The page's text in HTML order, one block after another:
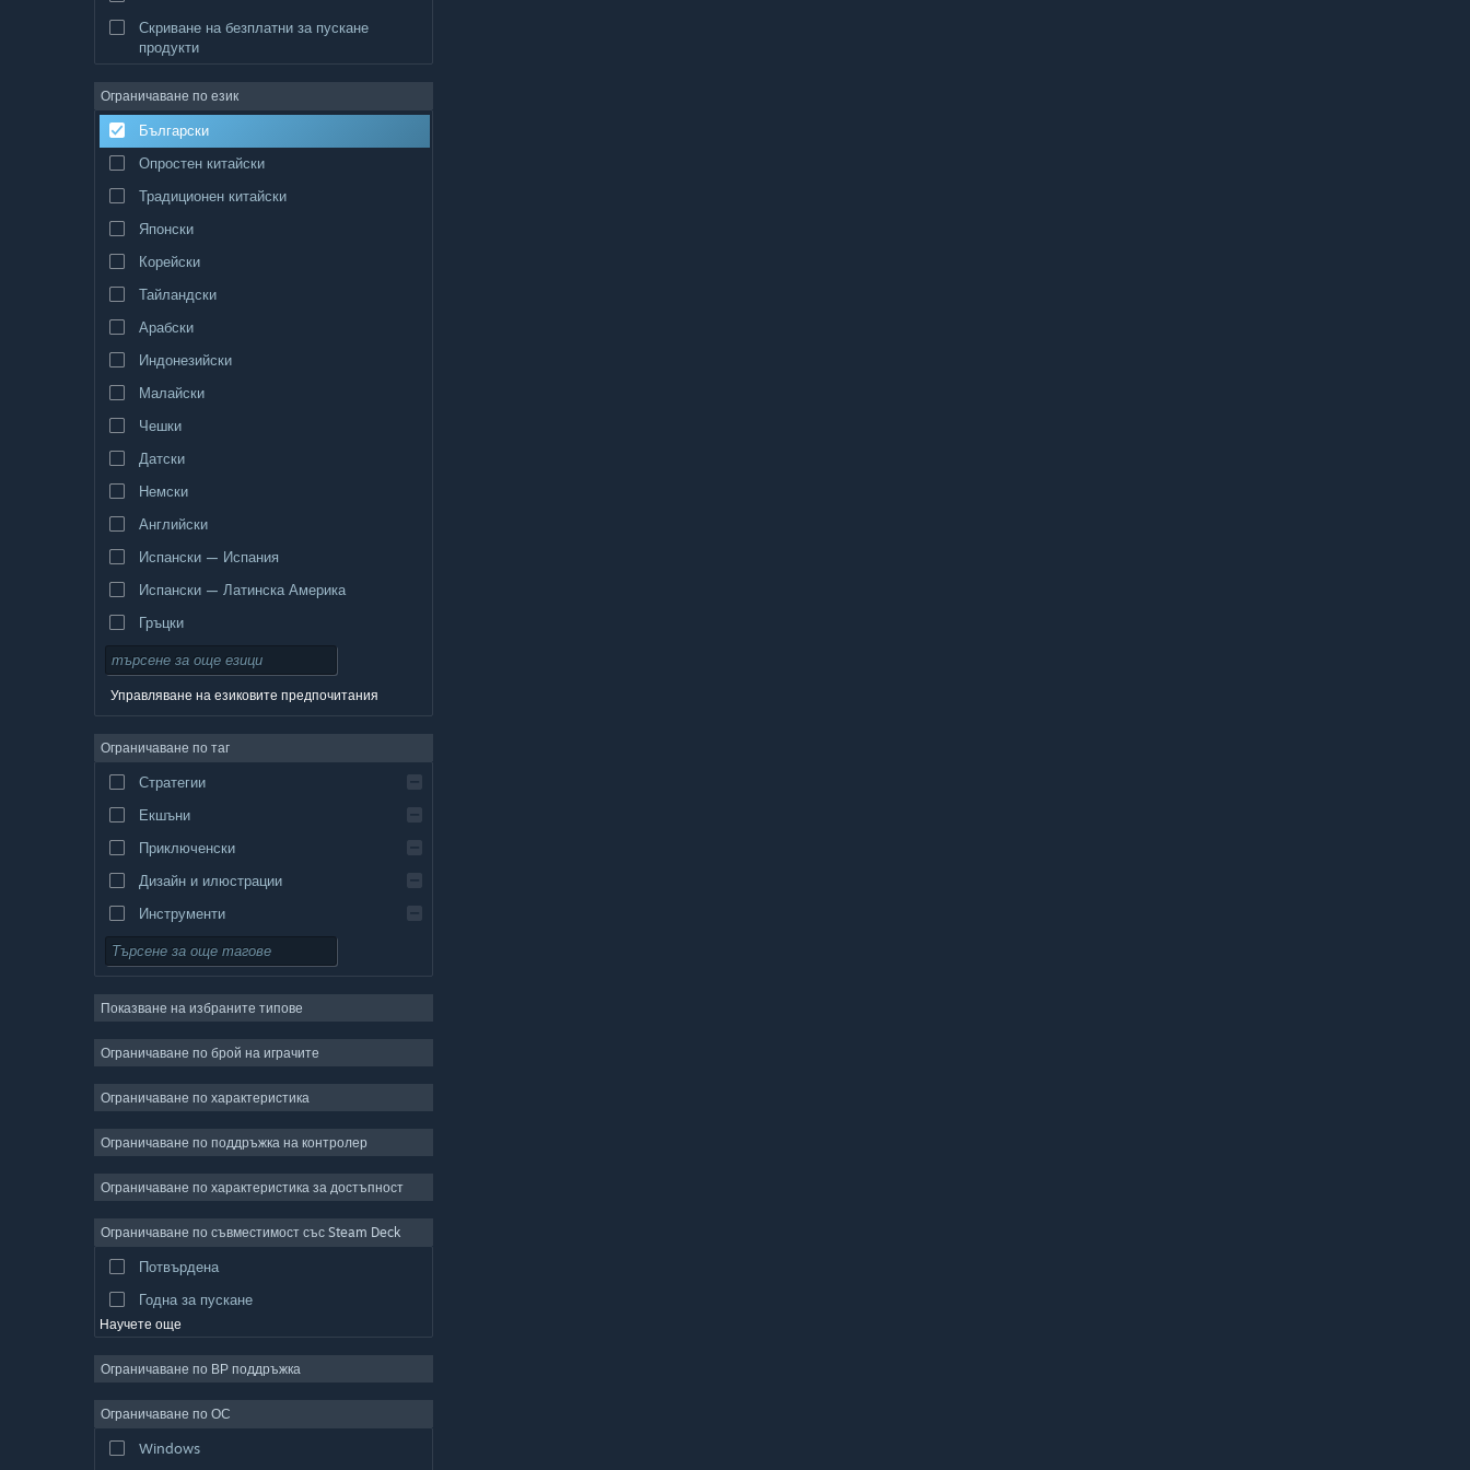
Скриване на безплатни за пускане
продукти
Ограничаване по език
Български
Опростен китайски
Традиционен китайски
Японски
Корейски
Тайландски
Арабски
Индонезийски
Малайски
Чешки
Датски
Немски
Английски
Испански — Испания
Испански — Латинска Америка
Гръцки
Управляване на езиковите предпочитания
Ограничаване по таг
Стратегии
Екшъни
Приключенски
Дизайн и илюстрации
Инструменти
Безплатни за пускане
Масивни мрежови
Независими
Неангажиращи
Симулации
Видео продукция
Редактор на снимки
Показване на избраните типове
Ограничаване по брой на играчите
Ограничаване по характеристика
Ограничаване по поддръжка на контролер
Ограничаване по характеристика за достъпност
Ограничаване по съвместимост със Steam Deck
Потвърдена
Годна за пускане
Научете още
Ограничаване по ВР поддръжка
Ограничаване по ОС
Windows